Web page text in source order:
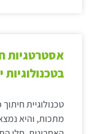
אסטרטגיות
בטכנולוגיות
טכנולוגיית
מתכות, והיא